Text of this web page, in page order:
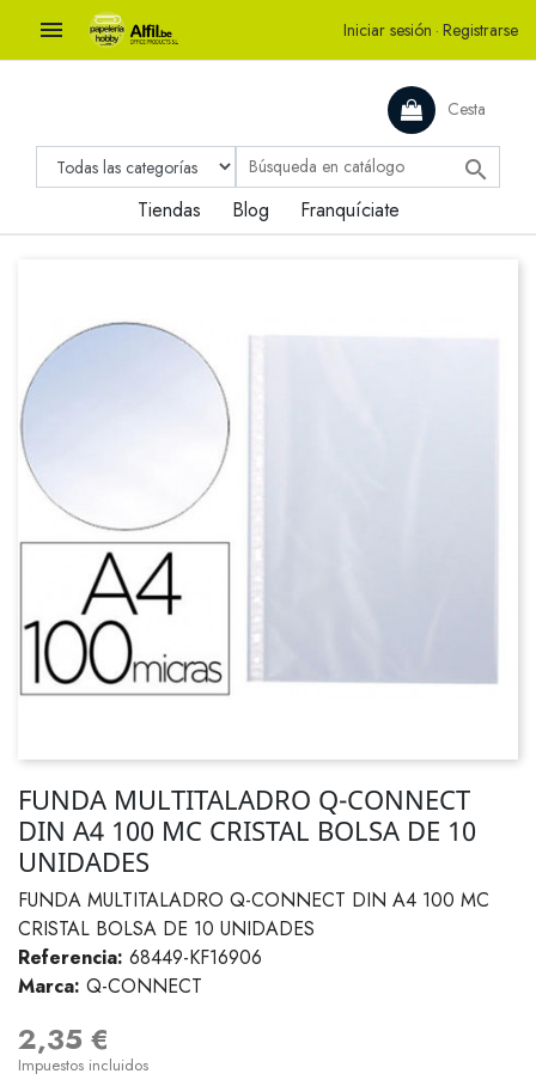
 Iniciar sesión · Registrarse
Cesta

Tiendas Blog Franquíciate
FUNDA MULTITALADRO Q-CONNECT
DIN A4 100 MC CRISTAL BOLSA DE 10
UNIDADES
FUNDA MULTITALADRO Q-CONNECT DIN A4 100 MC
CRISTAL BOLSA DE 10 UNIDADES
Referencia: 68449-KF16906
Marca: Q-CONNECT
2,35 €
Impuestos incluidos